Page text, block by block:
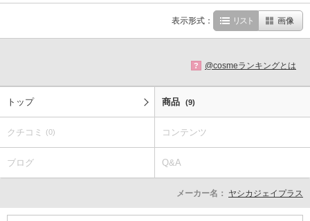
表示形式： リスト 画像
? @cosmeランキングとは
トップ 商品 (9)
クチコミ (0) コンテンツ
ブログ Q&A
メーカー名： ヤシカジェイプラス